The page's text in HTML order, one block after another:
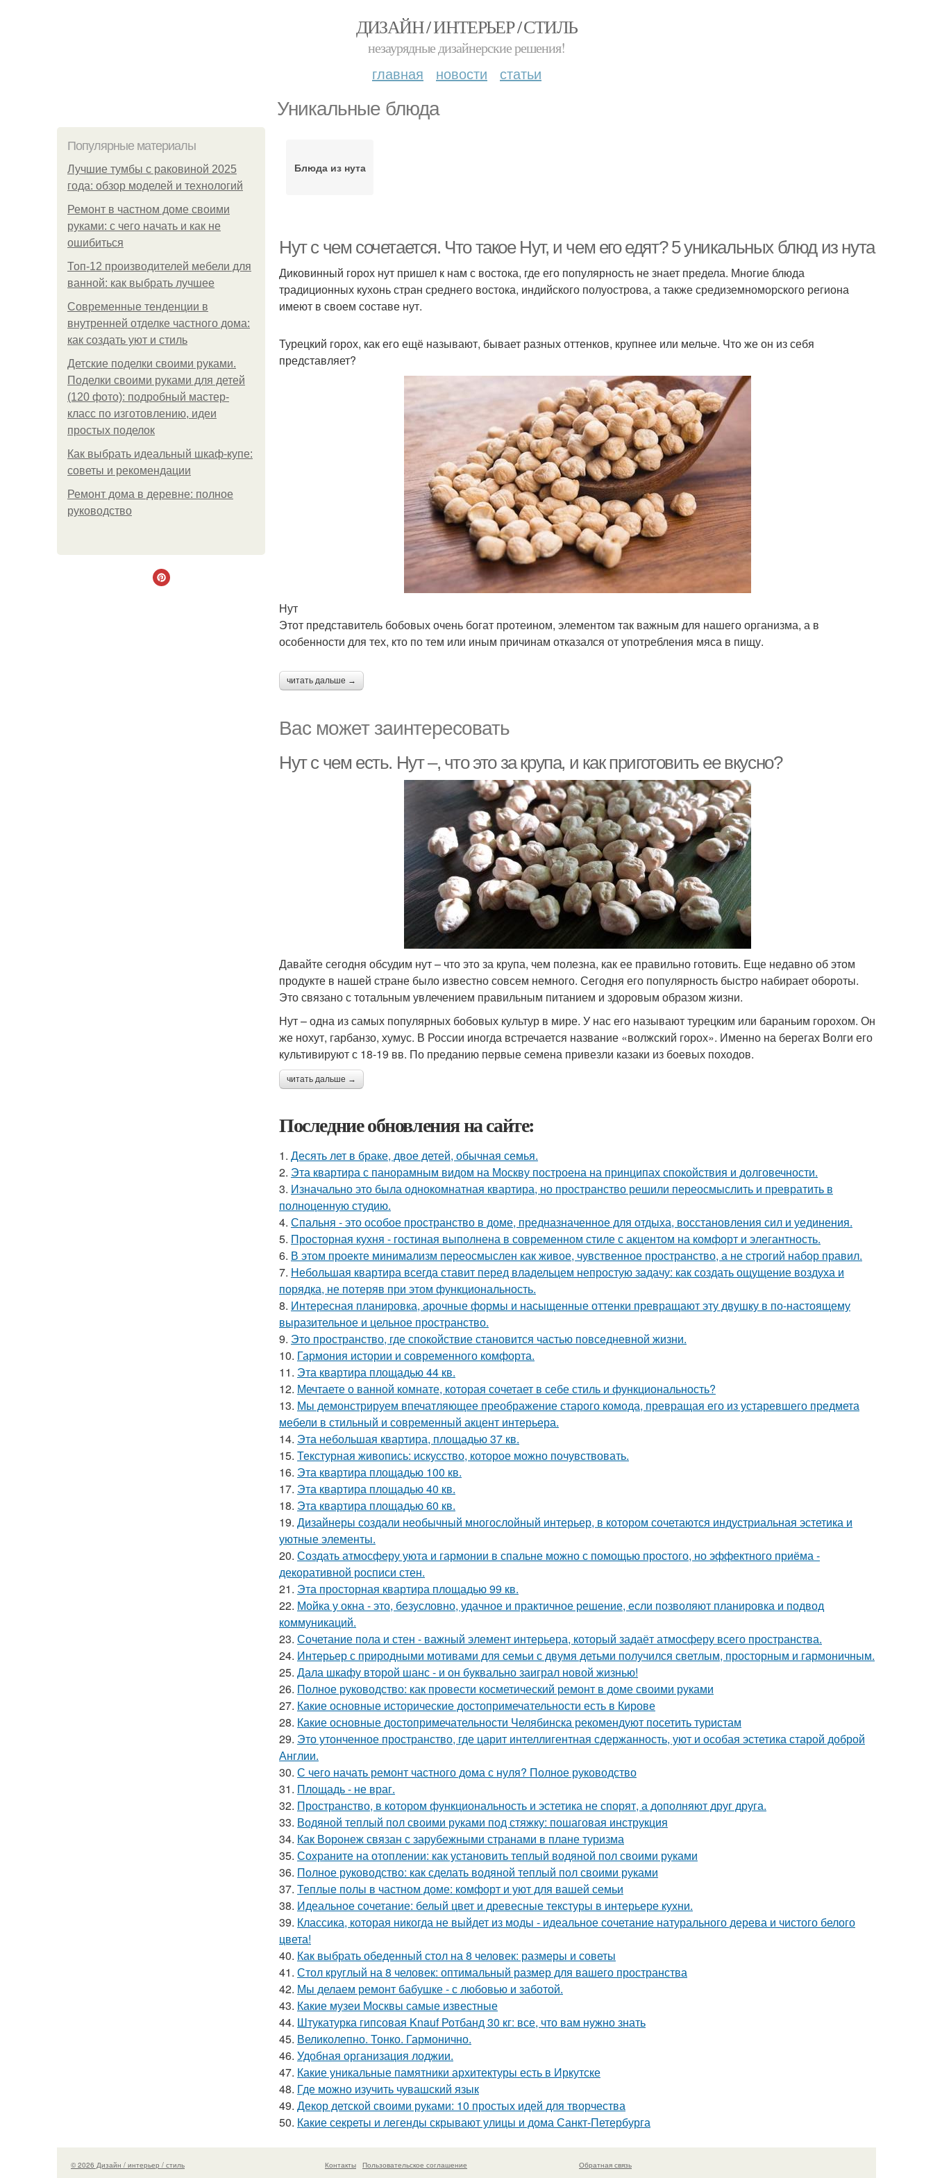
ДИЗАЙН / ИНТЕРЬЕР / СТИЛЬ
незаурядные дизайнерские решения!
главная новости статьи
Уникальные блюда
Популярные материалы
Лучшие тумбы с раковиной 2025
года: обзор моделей и технологий
Ремонт в частном доме своими
руками: с чего начать и как не
ошибиться
Топ-12 производителей мебели для
ванной: как выбрать лучшее
Современные тенденции в
внутренней отделке частного дома:
как создать уют и стиль
Детские поделки своими руками.
Поделки своими руками для детей
(120 фото): подробный мастер-
класс по изготовлению, идеи
простых поделок
Как выбрать идеальный шкаф-купе:
советы и рекомендации
Ремонт дома в деревне: полное
руководство
Блюда из нута
Нут с чем сочетается. Что такое Нут, и чем его едят? 5 уникальных блюд из нута
Диковинный горох нут пришел к нам с востока, где его популярность не знает предела. Многие блюда
традиционных кухонь стран среднего востока, индийского полуострова, а также средиземноморского региона
имеют в своем составе нут.
Турецкий горох, как его ещё называют, бывает разных оттенков, крупнее или мельче. Что же он из себя
представляет?
Нут
Этот представитель бобовых очень богат протеином, элементом так важным для нашего организма, а в
особенности для тех, кто по тем или иным причинам отказался от употребления мяса в пищу.
читать дальше →
Вас может заинтересовать
Нут с чем есть. Нут –, что это за крупа, и как приготовить ее вкусно?
Давайте сегодня обсудим нут – что это за крупа, чем полезна, как ее правильно готовить. Еще недавно об этом
продукте в нашей стране было известно совсем немного. Сегодня его популярность быстро набирает обороты.
Это связано с тотальным увлечением правильным питанием и здоровым образом жизни.
Нут – одна из самых популярных бобовых культур в мире. У нас его называют турецким или бараньим горохом. Он
же нохут, гарбанзо, хумус. В России иногда встречается название «волжский горох». Именно на берегах Волги его
культивируют с 18-19 вв. По преданию первые семена привезли казаки из боевых походов.
читать дальше →
Последние обновления на сайте:
1. Десять лет в браке, двое детей, обычная семья.
2. Эта квартира с панорамным видом на Москву построена на принципах спокойствия и долговечности.
3. Изначально это была однокомнатная квартира, но пространство решили переосмыслить и превратить в
полноценную студию.
4. Спальня - это особое пространство в доме, предназначенное для отдыха, восстановления сил и уединения.
5. Просторная кухня - гостиная выполнена в современном стиле с акцентом на комфорт и элегантность.
6. В этом проекте минимализм переосмыслен как живое, чувственное пространство, а не строгий набор правил.
7. Небольшая квартира всегда ставит перед владельцем непростую задачу: как создать ощущение воздуха и
порядка, не потеряв при этом функциональность.
8. Интересная планировка, арочные формы и насыщенные оттенки превращают эту двушку в по-настоящему
выразительное и цельное пространство.
9. Это пространство, где спокойствие становится частью повседневной жизни.
10. Гармония истории и современного комфорта.
11. Эта квартира площадью 44 кв.
12. Мечтаете о ванной комнате, которая сочетает в себе стиль и функциональность?
13. Мы демонстрируем впечатляющее преображение старого комода, превращая его из устаревшего предмета
мебели в стильный и современный акцент интерьера.
14. Эта небольшая квартира, площадью 37 кв.
15. Текстурная живопись: искусство, которое можно почувствовать.
16. Эта квартира площадью 100 кв.
17. Эта квартира площадью 40 кв.
18. Эта квартира площадью 60 кв.
19. Дизайнеры создали необычный многослойный интерьер, в котором сочетаются индустриальная эстетика и
уютные элементы.
20. Создать атмосферу уюта и гармонии в спальне можно с помощью простого, но эффектного приёма -
декоративной росписи стен.
21. Эта просторная квартира площадью 99 кв.
22. Мойка у окна - это, безусловно, удачное и практичное решение, если позволяют планировка и подвод
коммуникаций.
23. Сочетание пола и стен - важный элемент интерьера, который задаёт атмосферу всего пространства.
24. Интерьер с природными мотивами для семьи с двумя детьми получился светлым, просторным и гармоничным.
25. Дала шкафу второй шанс - и он буквально заиграл новой жизнью!
26. Полное руководство: как провести косметический ремонт в доме своими руками
27. Какие основные исторические достопримечательности есть в Кирове
28. Какие основные достопримечательности Челябинска рекомендуют посетить туристам
29. Это утонченное пространство, где царит интеллигентная сдержанность, уют и особая эстетика старой доброй
Англии.
30. С чего начать ремонт частного дома с нуля? Полное руководство
31. Площадь - не враг.
32. Пространство, в котором функциональность и эстетика не спорят, а дополняют друг друга.
33. Водяной теплый пол своими руками под стяжку: пошаговая инструкция
34. Как Воронеж связан с зарубежными странами в плане туризма
35. Сохраните на отоплении: как установить теплый водяной пол своими руками
36. Полное руководство: как сделать водяной теплый пол своими руками
37. Теплые полы в частном доме: комфорт и уют для вашей семьи
38. Идеальное сочетание: белый цвет и древесные текстуры в интерьере кухни.
39. Классика, которая никогда не выйдет из моды - идеальное сочетание натурального дерева и чистого белого
цвета!
40. Как выбрать обеденный стол на 8 человек: размеры и советы
41. Стол круглый на 8 человек: оптимальный размер для вашего пространства
42. Мы делаем ремонт бабушке - с любовью и заботой.
43. Какие музеи Москвы самые известные
44. Штукатурка гипсовая Knauf Ротбанд 30 кг: все, что вам нужно знать
45. Великолепно. Тонко. Гармонично.
46. Удобная организация лоджии.
47. Какие уникальные памятники архитектуры есть в Иркутске
48. Где можно изучить чувашский язык
49. Декор детской своими руками: 10 простых идей для творчества
50. Какие секреты и легенды скрывают улицы и дома Санкт-Петербурга
© 2026 Дизайн / интерьер / стиль Контакты
Пользовательское соглашение
Обратная связь